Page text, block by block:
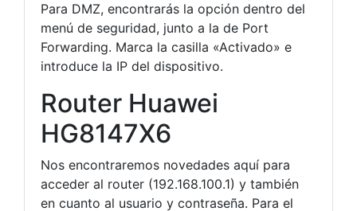
Para DMZ, encontrarás la opción dentro del
menú de seguridad, junto a la de Port
Forwarding. Marca la casilla «Activado» e
introduce la IP del dispositivo.
Router Huawei
HG8147X6
Nos encontraremos novedades aquí para
acceder al router (192.168.100.1) y también
en cuanto al usuario y contraseña. Para el